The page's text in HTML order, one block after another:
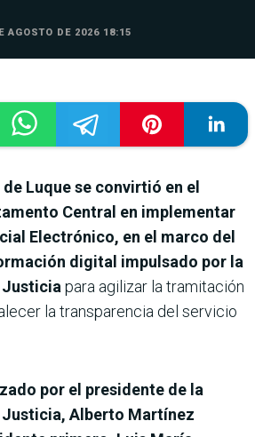
AGOSTO DE 2026 18:15
Luque se convirtió en el
Central en implementar
Electrónico, en el marco del
digital impulsado por la
Justicia para agilizar la tramitación
la transparencia del servicio
por el presidente de la
Justicia, Alberto Martínez